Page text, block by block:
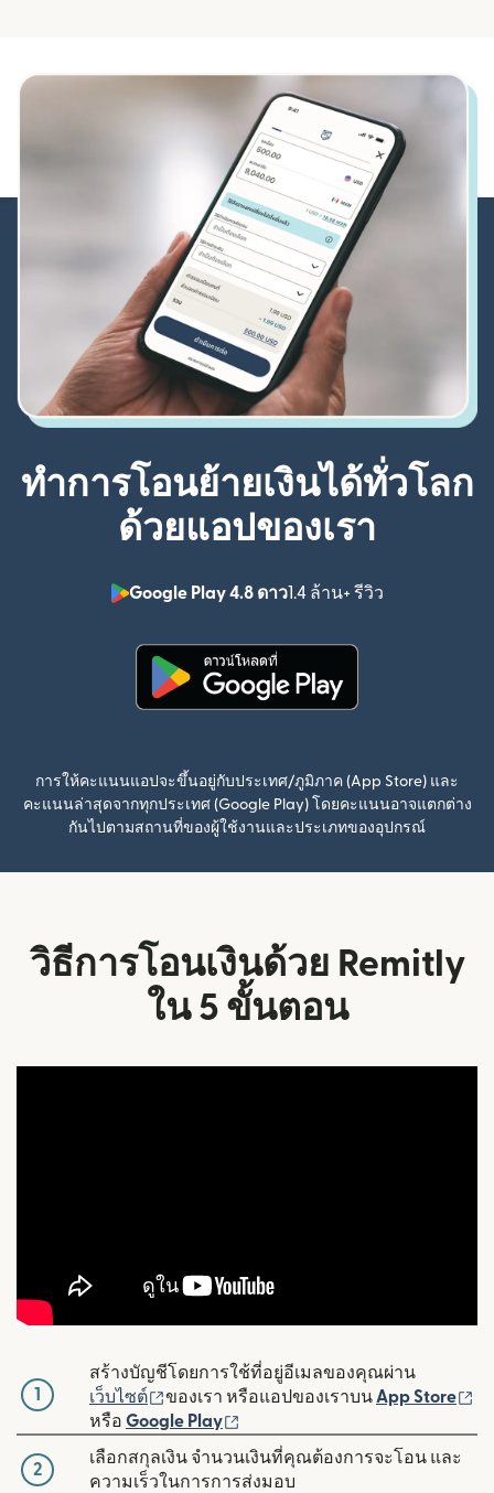
ทำการโอนย้ายเงินได้ทั่วโลก
ด้วยแอปของเรา
Google Play 4.8 ดาว1.4 ล้าน+ รีวิว
(เปิดในหน้าต่
การให้คะแนนแอปจะขึ้นอยู่กับประเทศ/ภูมิภาค (App Store) และ
คะแนนล่าสุดจากทุกประเทศ (Google Play) โดยคะแนนอาจแตกต่าง
กันไปตามสถานที่ของผู้ใช้งานและประเภทของอุปกรณ์
วิธีการโอนเงินด้วย Remitly
ใน 5 ขั้นตอน
1
สร้างบัญชีโดยการใช้ที่อยู่อีเมลของคุณผ่าน
เว็บไซต์
(เปิดในหน้าต่างใหม่)
ของเรา หรือแอปของเราบนApp Store
หรือ Google Play
2
เลือกสกุลเงิน จำนวนเงินที่คุณต้องการจะโอน และ
ความเร็วในการการส่งมอบ